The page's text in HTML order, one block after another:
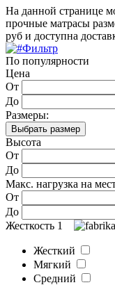
На данной странице
прочные матрасы
руб и доступна
Фильтр
По популярности
Цена
От
До
Размеры:
Выбрать размер
Высота
От
До
Макс. нагрузка на
От
До
Жесткость 1
Жесткий
Мягкий
Средний